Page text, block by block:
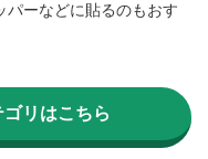
パーなどに貼るのもおす
リはこちら